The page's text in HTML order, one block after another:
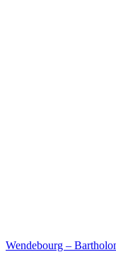
Wendebourg –